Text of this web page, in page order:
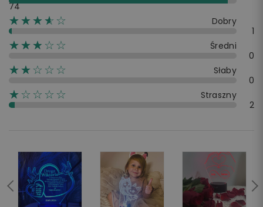
74
☆☆☆☆☆
★★★★
Dobry
1
☆☆☆☆☆
★★★
Średni
0
☆☆☆☆☆
★★
Słaby
0
☆☆☆☆☆
★
Straszny
2